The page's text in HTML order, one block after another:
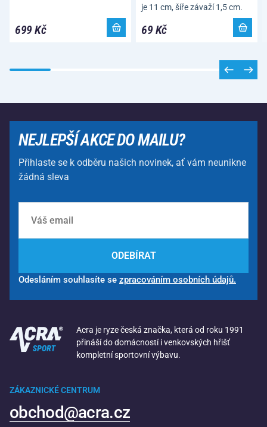
699 Kč
je 11 cm, šíře závaží 1,5 cm.
69 Kč
NEJLEPŠÍ AKCE DO MAILU?
Přihlaste se k odběru našich novinek, ať vám neunikne
žádná sleva
ODEBÍRAT
Odesláním souhlasíte se zpracováním osobních údajů.
Acra je ryze česká značka, která od roku 1991
přináší do domácností i venkovských hřišť
kompletní sportovní výbavu.
ZÁKAZNICKÉ CENTRUM
obchod@acra.cz